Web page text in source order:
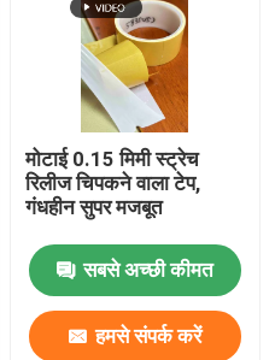
मोटाई 0.15 मिमी स्ट्रेच
रिलीज चिपकने वाला टेप,
गंधहीन सुपर मजबूत
सबसे अच्छी कीमत
हमसे संपर्क करें